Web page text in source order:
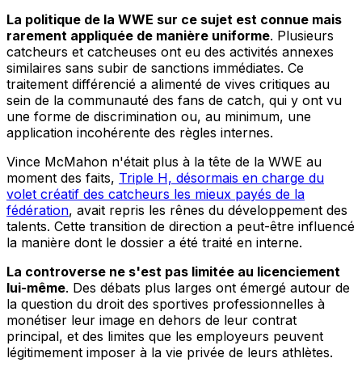
La politique de la WWE sur ce sujet est connue mais
rarement appliquée de manière uniforme. Plusieurs
catcheurs et catcheuses ont eu des activités annexes
similaires sans subir de sanctions immédiates. Ce
traitement différencié a alimenté de vives critiques au
sein de la communauté des fans de catch, qui y ont vu
une forme de discrimination ou, au minimum, une
application incohérente des règles internes.
Vince McMahon n'était plus à la tête de la WWE au
moment des faits, Triple H, désormais en charge du
volet créatif des catcheurs les mieux payés de la
fédération, avait repris les rênes du développement des
talents. Cette transition de direction a peut-être influencé
la manière dont le dossier a été traité en interne.
La controverse ne s'est pas limitée au licenciement
lui-même. Des débats plus larges ont émergé autour de
la question du droit des sportives professionnelles à
monétiser leur image en dehors de leur contrat
principal, et des limites que les employeurs peuvent
légitimement imposer à la vie privée de leurs athlètes.